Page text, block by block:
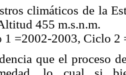
climáticos de la
455 m.s.n.m.
1 =2002-2003, Ciclo
que el proceso